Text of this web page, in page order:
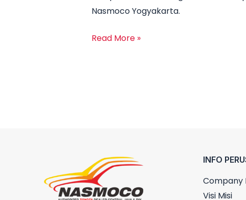
Nasmoco Yogyakarta.
Terbaru
Harga
Read More »
INFO
Company
Visi Misi